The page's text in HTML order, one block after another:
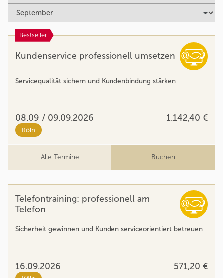
Bestseller
Kundenservice professionell umsetzen
Servicequalität sichern und Kundenbindung stärken
08.09 / 09.09.2026 1.142,40 €
Köln
Alle Termine Buchen
Telefontraining: professionell am
Telefon
Sicherheit gewinnen und Kunden serviceorientiert betreuen
16.09.2026 571,20 €